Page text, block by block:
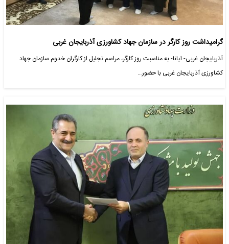
گرامیداشت روز کارگر در سازمان جهاد کشاورزی آذربایجان غربی
آذربایجان غربی- ایانا- به مناسبت روز کارگر، مراسم تجلیل از کارگران خدوم سازمان جهاد
کشاورزی آذربایجان غربی با حضور…